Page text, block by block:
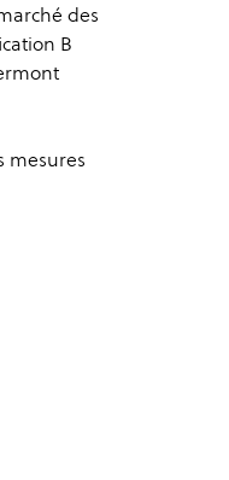
des
B
mesures